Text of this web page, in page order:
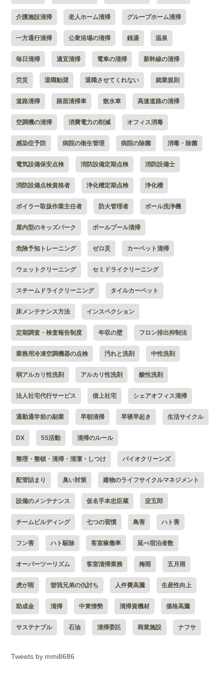
介護施設清掃 老人ホーム清掃 グループホーム清掃
一方通行清掃 公衆浴場の清掃 銭湯 温泉
毎日清掃 適宜清掃 電車の清掃 新幹線の清掃
労災 退職勧奨 退職させてくれない 就業規則
道路清掃 路面清掃車 散水車 高速道路の清掃
空調機の清掃 消費電力の削減 オフィス消毒
感染症予防 病院の衛生管理 病院の除菌 消毒・除菌
電気設備保安点検 消防設備定期点検 消防設備士
消防設備点検資格者 浄化槽定期点検 浄化槽
ボイラー取扱作業主任者 防火管理者 ボール洗浄機
屋内型のキッズパーク ボールプール清掃
危険予知トレーニング ゼロ災 カーペット清掃
ウェットクリーニング セミドライクリーニング
スチームドライクリーニング タイルカーペット
床メンテナンス方法 インスペクション
定期調査・検査報告制度 年収の壁 フロン排出抑制法
業務用冷凍空調機器の点検 汚れと洗剤 中性洗剤
弱アルカリ性洗剤 アルカリ性洗剤 酸性洗剤
法人社宅代行サービス 借上社宅 シェアオフィス清掃
通勤通学前の副業 早朝清掃 早寝早起き 生活サイクル
DX 5S活動 清掃のルール
整理・整頓・清掃・清潔・しつけ バイオクリーンズ
配管詰まり 臭い対策 建物のライフサイクルマネジメント
設備のメンテナンス 仮名手本忠臣蔵 淀五郎
チームビルディング 七つの習慣 鳥害 ハト害
フン害 ハト駆除 客室稼働率 延べ宿泊者数
オーバーツーリズム 客室清掃業務 梅雨 五月雨
虎が雨 曽我兄弟の仇討ち 人件費高騰 生産性向上
助成金 清掃 中東情勢 清掃資機材 価格高騰
サステナブル 石油 清掃委託 商業施設 ナフサ
Tweets by mmi8686